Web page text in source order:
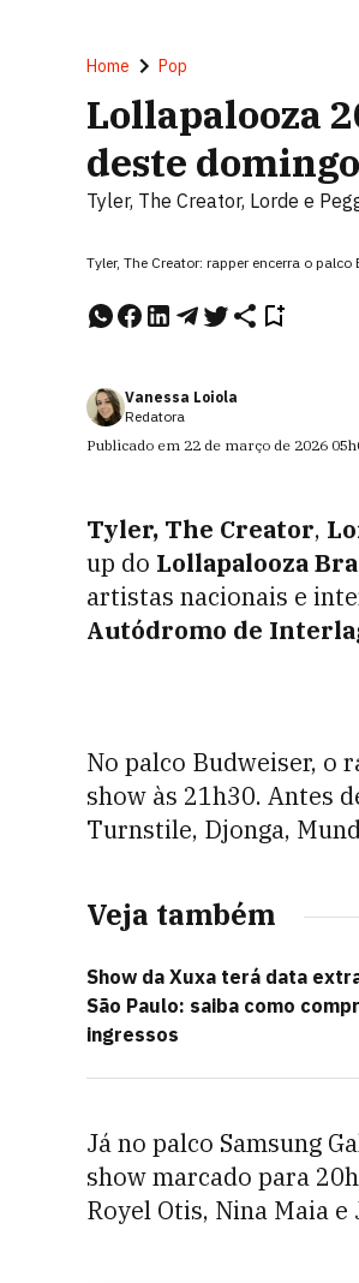
Home Pop
Lollapalooza
deste
Tyler, The Creator, Lorde e
Tyler, The Creator: rapper encerra o
Vanessa Loiola
Redatora
Publicado em 22 de março de 2026
Tyler, The Creator,
up do Lollapalooza
artistas nacionais e
Autódromo de
No palco Budweiser, o
show às 21h30. Antes
Turnstile, Djonga,
Veja também
Show da Xuxa terá data
São Paulo: saiba como
ingressos
Já no palco Samsung
show marcado para
Royel Otis, Nina Maia e